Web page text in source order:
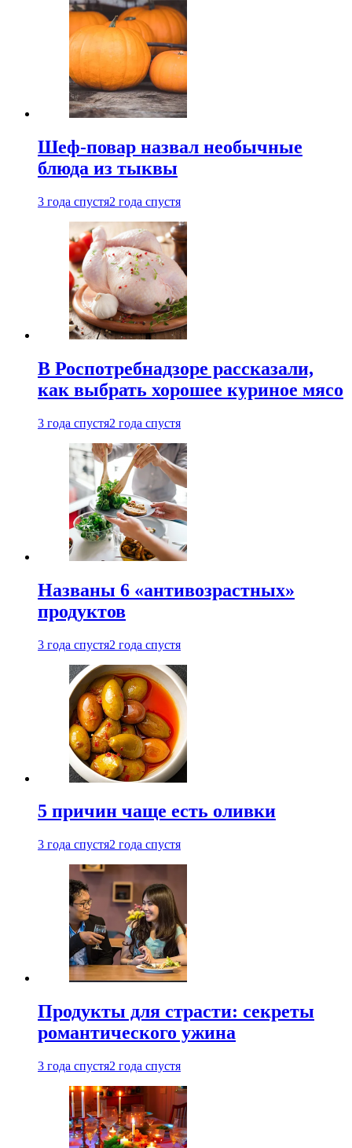
Шеф-повар назвал необычные
блюда из тыквы
3 года спустя2 года спустя
В Роспотребнадзоре рассказали,
как выбрать хорошее куриное мясо
3 года спустя2 года спустя
Названы 6 «антивозрастных»
продуктов
3 года спустя2 года спустя
5 причин чаще есть оливки
3 года спустя2 года спустя
Продукты для страсти: секреты
романтического ужина
3 года спустя2 года спустя